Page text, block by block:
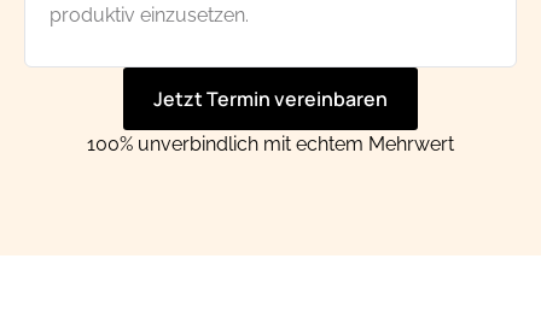
produktiv einzusetzen.
Jetzt Termin vereinbaren
100% unverbindlich mit echtem Mehrwert